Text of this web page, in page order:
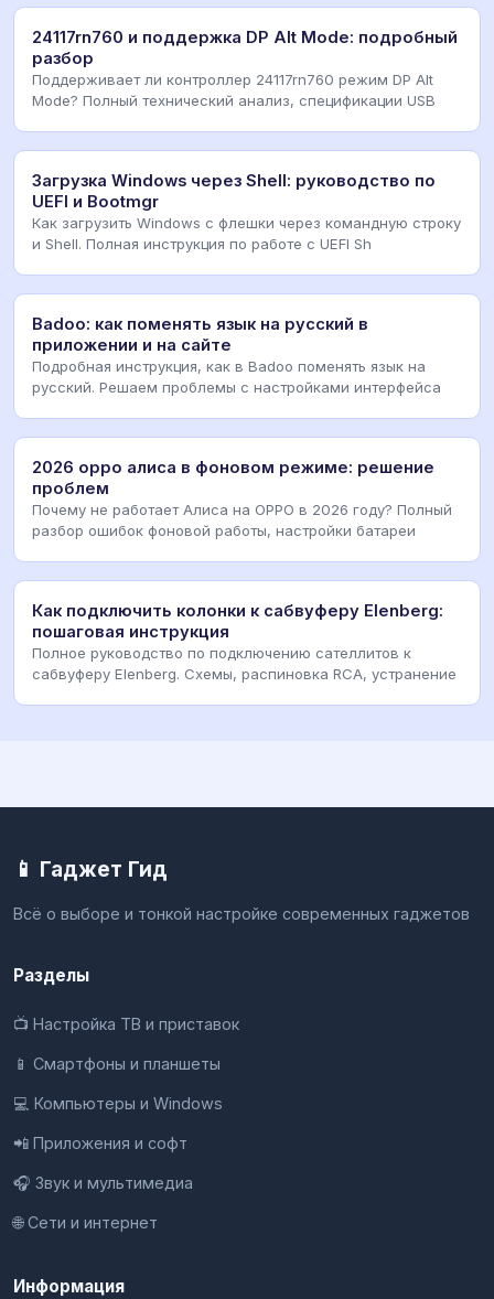
24117rn760 и поддержка DP Alt Mode: подробный
разбор
Поддерживает ли контроллер 24117rn760 режим DP Alt
Mode? Полный технический анализ, спецификации USB
Загрузка Windows через Shell: руководство по
UEFI и Bootmgr
Как загрузить Windows с флешки через командную строку
и Shell. Полная инструкция по работе с UEFI Sh
Badoo: как поменять язык на русский в
приложении и на сайте
Подробная инструкция, как в Badoo поменять язык на
русский. Решаем проблемы с настройками интерфейса
2026 oppo алиса в фоновом режиме: решение
проблем
Почему не работает Алиса на OPPO в 2026 году? Полный
разбор ошибок фоновой работы, настройки батареи
Как подключить колонки к сабвуферу Elenberg:
пошаговая инструкция
Полное руководство по подключению сателлитов к
сабвуферу Elenberg. Схемы, распиновка RCA, устранение
📱 Гаджет Гид
Всё о выборе и тонкой настройке современных гаджетов
Разделы
📺 Настройка ТВ и приставок
📱 Смартфоны и планшеты
💻 Компьютеры и Windows
📲 Приложения и софт
🎧 Звук и мультимедиа
🌐 Сети и интернет
Информация